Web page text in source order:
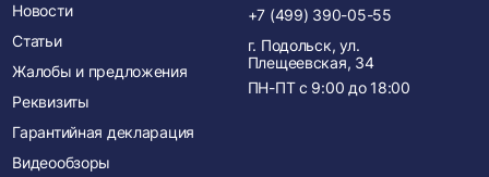
Новости
Статьи
Жалобы и предложения
Реквизиты
Гарантийная декларация
Видеообзоры
+7 (499) 390-05-55
г. Подольск, ул.
Плещеевская, 34
ПН-ПТ с 9:00 до 18:00